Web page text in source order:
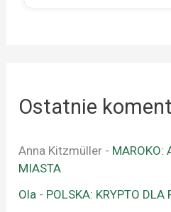
Ostatnie
Anna Kitzmüller - MAROKO:
MIASTA
Ola - POLSKA: KRYPTO DLA